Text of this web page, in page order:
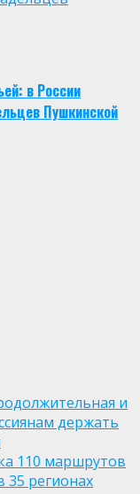
в России
Пушкинской
и
держать
110 маршрутов
35 регионах